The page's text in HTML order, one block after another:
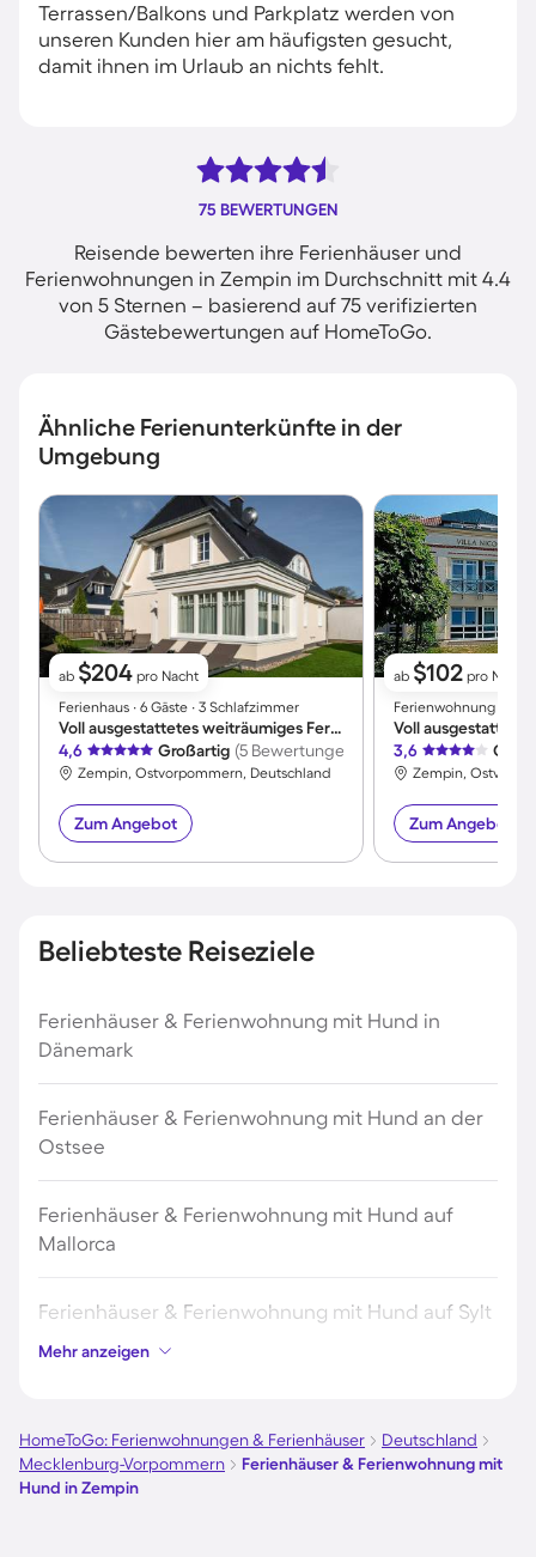
Terrassen/Balkons und Parkplatz werden von
unseren Kunden hier am häufigsten gesucht,
damit ihnen im Urlaub an nichts fehlt.
75 BEWERTUNGEN
Reisende bewerten ihre Ferienhäuser und
Ferienwohnungen in Zempin im Durchschnitt mit 4.4
von 5 Sternen – basierend auf 75 verifizierten
Gästebewertungen auf HomeToGo.
Ähnliche Ferienunterkünfte in der
Umgebung
ab $204 pro Nacht
Ferienhaus ∙ 6 Gäste ∙ 3 Schlafzimmer
Voll ausgestattetes weiträumiges Ferienhaus mit Sauna, Terrasse und Garten | Neben dem Strand | Hunde erlaubt
4,6
Großartig (5 Bewertungen)
Zempin, Ostvorpommern, Deutschland
Zum Angebot
ab $102 pro Nacht
Ferienwohnung ∙ 4
3,6 Gut
Zempin,
Zum Angebot
Beliebteste Reiseziele
Ferienhäuser & Ferienwohnung mit Hund in
Dänemark
Ferienhäuser & Ferienwohnung mit Hund an der
Ostsee
Ferienhäuser & Ferienwohnung mit Hund auf
Mallorca
Ferienhäuser & Ferienwohnung mit Hund auf Sylt
Ferienhäuser & Ferienwohnung mit Hund auf
Mehr anzeigen
HomeToGo: Ferienwohnungen & Ferienhäuser
Deutschland
Mecklenburg-Vorpommern
Ferienhäuser & Ferienwohnung mit
Hund in Zempin